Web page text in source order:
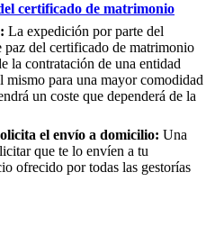
certificado de matrimonio
La expedición por parte del
del certificado de matrimonio
la contratación de una entidad
mismo para una mayor comodidad
un coste que dependerá de la
el envío a domicilio: Una
que te lo envíen a tu
ofrecido por todas las gestorías